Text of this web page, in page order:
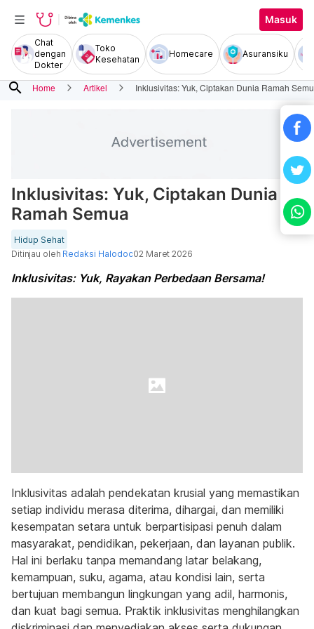
Masuk
Chat
dengan
Dokter
Toko
Kesehatan
Homecare Asuransiku
search Home Artikel Inklusivitas: Yuk, Ciptakan Dunia Ramah
Inklusivitas: Yuk, Ciptakan Dunia
Ramah Semua
Hidup Sehat
Ditinjau oleh Redaksi Halodoc02 Maret 2026
Inklusivitas: Yuk, Rayakan Perbedaan Bersama!
Inklusivitas adalah pendekatan krusial yang memastikan
setiap individu merasa diterima, dihargai, dan memiliki
kesempatan setara untuk berpartisipasi penuh dalam
masyarakat, pendidikan, pekerjaan, dan layanan publik.
Hal ini berlaku tanpa memandang latar belakang,
kemampuan, suku, agama, atau kondisi lain, serta
bertujuan membangun lingkungan yang adil, harmonis,
dan kuat bagi semua. Praktik inklusivitas menghilangkan